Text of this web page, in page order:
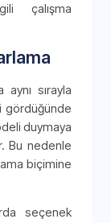
çalışma
sırayla
gördüğünde
duymaya
Bu nedenle
biçimine
seçenek